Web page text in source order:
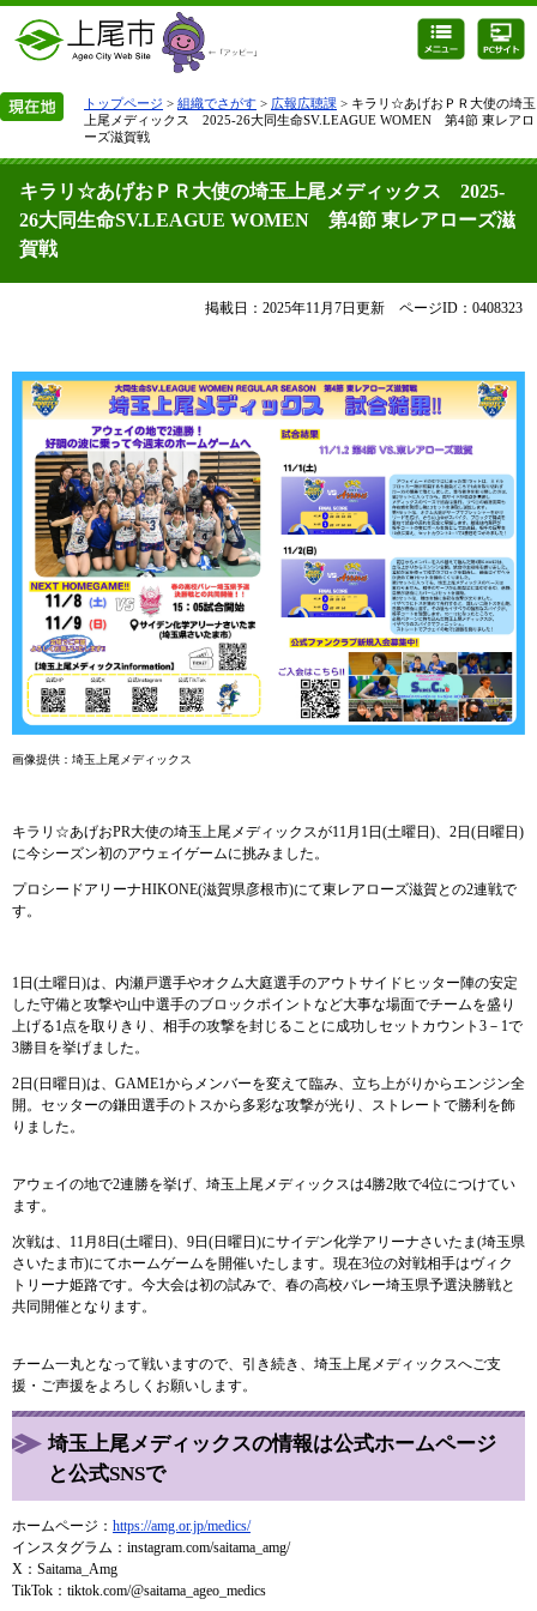
トップページ > 組織でさがす > 広報広聴課 > キラリ☆あげおＰＲ大使の埼玉
上尾メディックス 2025-26大同生命SV.LEAGUE WOMEN 第4節 東レアロ
ーズ滋賀戦
キラリ☆あげおＰＲ大使の埼玉上尾メディックス 2025-
26大同生命SV.LEAGUE WOMEN 第4節 東レアローズ滋
賀戦
掲載日：2025年11月7日更新 ページID：0408323
画像提供：埼玉上尾メディ ックス
キラリ☆あげおPR大使の埼玉上尾メディックスが11月1日(土曜日)、2日(日曜日)
に今シーズン初のアウェイゲームに挑みました。
プロシードアリーナHIKONE(滋賀県彦根市)にて東レアローズ滋賀との2連戦で
す。
1日(土曜日)は、内瀬戸選手やオクム大庭選手のアウトサイドヒッター陣の安定
した守備と攻撃や山中選手のブロックポイントなど大事な場面でチームを盛り
上げる1点を取りきり、相手の攻撃を封じることに成功しセットカウント3－1で
3勝目を挙げました。
2日(日曜日)は、GAME1からメンバーを変えて臨み、立ち上がりからエンジン全
開。セッターの鎌田選手のトスから多彩な攻撃が光り、ストレートで勝利を飾
りました。
アウェイの地で2連勝を挙げ、埼玉上尾メディックスは4勝2敗で4位につけてい
ます。
次戦は、11月8日(土曜日)、9日(日曜日)にサイデン化学アリーナさいたま(埼玉県
さいたま市)にてホームゲームを開催いたします。現在3位の対戦相手はヴィク
トリーナ姫路です。今大会は初の試みで、春の高校バレー埼玉県予選決勝戦と
共同開催となります。
チーム一丸となって戦いますので、引き続き、埼玉上尾メディックスへご支
援・ご声援をよろしくお願いします。
埼玉上尾メディックスの情報は公式ホームページ
と公式SNSで
ホームページ： https://amg.or.jp/medics/
インスタグラム：instagram.com/saitama_amg/
X：Saitama_Amg
​TikTok：tiktok.com/@saitama_ageo_medics